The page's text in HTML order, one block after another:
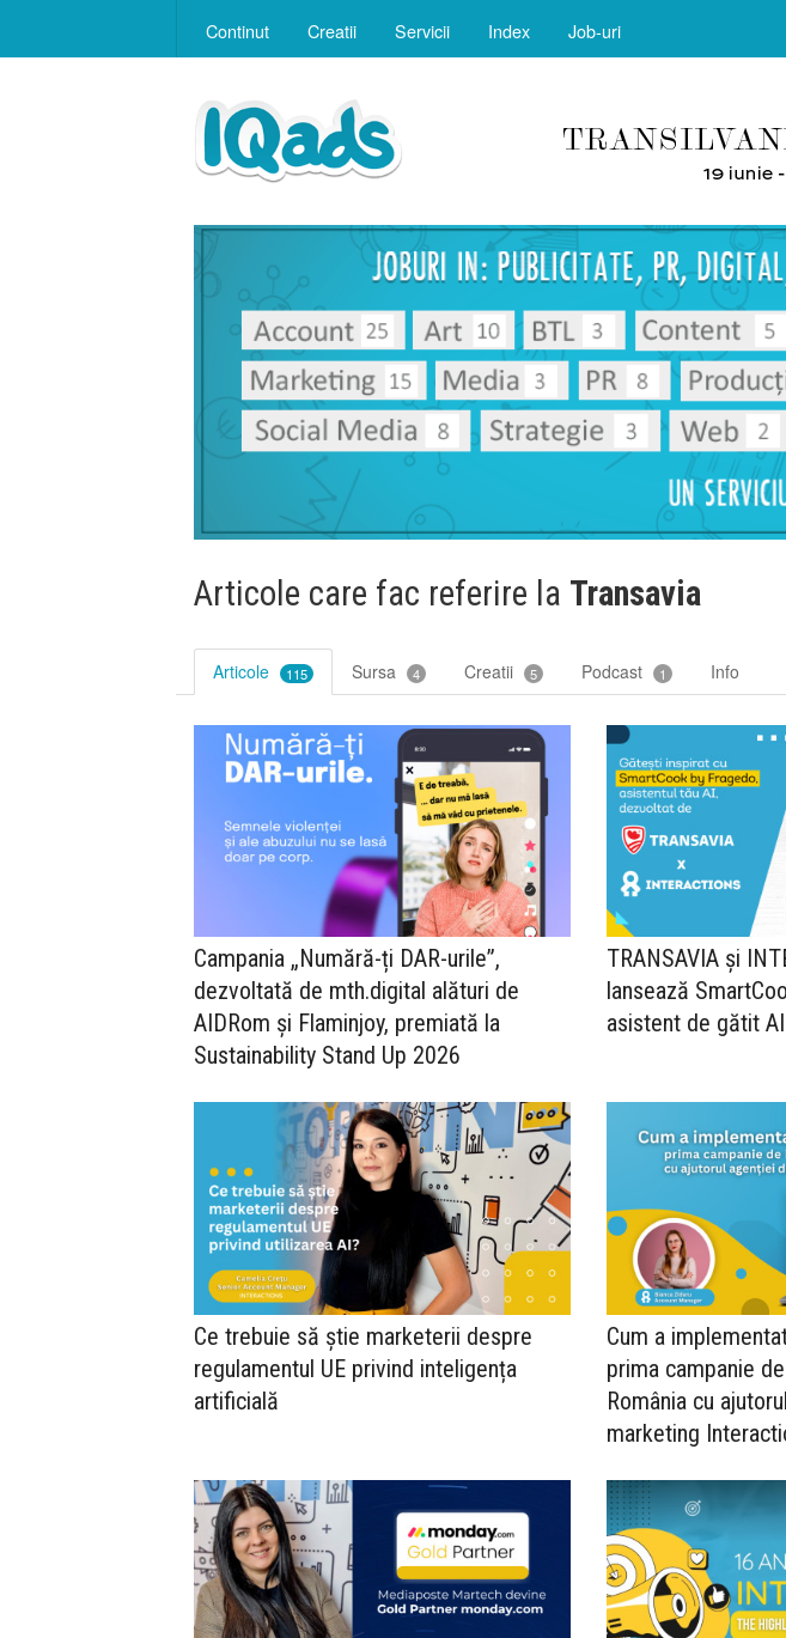
Continut Creatii Servicii Index Job-uri
Articole care fac referire la Transavia
Articole 115 Sursa 4 Creatii 5 Podcast 1 Info
Campania „Numără-ți DAR-urile”,
dezvoltată de mth.digital alături de
AIDRom și Flaminjoy, premiată la
Sustainability Stand Up 2026
TRANSAVIA și
lansează
asistent de gătit
Ce trebuie să știe marketerii despre
regulamentul UE privind inteligența
artificială
Cum a
prima campanie
România cu
marketing